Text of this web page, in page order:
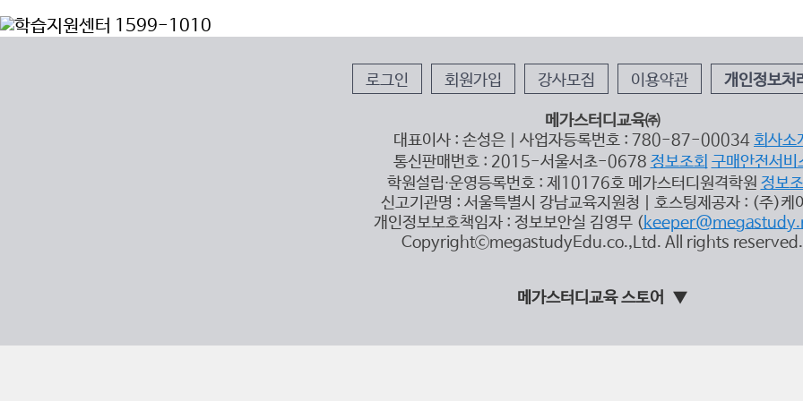
로그인 회원가입 강사모집 이용약관 개인정보처
메가스터디교육㈜
대표이사 : 손성은 | 사업자등록번호 : 780-87-00034 회사소
통신판매번호 : 2015-서울서초-0678 정보조회 구매안전서비
학원설립∙운영등록번호 : 제10176호 메가스터디원격학원 정보
신고기관명 : 서울특별시 강남교육지원청 | 호스팅제공자 : (주)케
개인정보보호책임자 : 정보보안실 김영무 (
CopyrightⓒmegastudyEdu.co.,Ltd. All rights reserved.
메가스터디교육 스토어